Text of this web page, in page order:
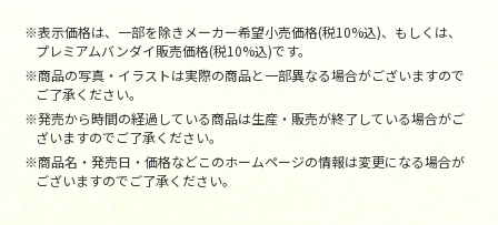
※表示価格は、一部を除きメーカー希望小売価格(税10%込)、もしくは、
プレミアムバンダイ販売価格(税10%込)です。
※商品の写真・イラストは実際の商品と一部異なる場合がございますので
ご了承ください。
※発売から時間の経過している商品は生産・販売が終了している場合がご
ざいますのでご了承ください。
※商品名・発売日・価格などこのホームページの情報は変更になる場合が
ございますのでご了承ください。